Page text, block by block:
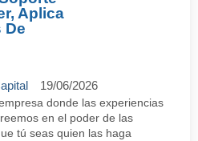
Aplica
De
19/06/2026
donde las experiencias
en el poder de las
tú seas quien las haga